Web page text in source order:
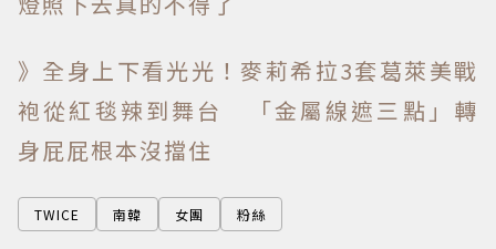
》全身上下看光光！麥莉希拉3套葛萊美戰
袍從紅毯辣到舞台 「金屬線遮三點」轉
身屁屁根本沒擋住
TWICE 南韓 女團 粉絲